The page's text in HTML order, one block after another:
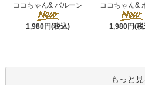
ココちゃん& バルーン
1,980円(税込)
ココちゃん&
1,980円(
もっと見